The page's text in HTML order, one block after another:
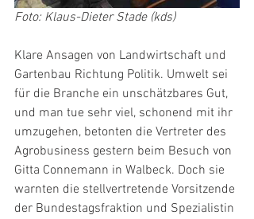
Foto: Klaus-Dieter Stade (kds)
Klare Ansagen von Landwirtschaft und
Gartenbau Richtung Politik. Umwelt sei
für die Branche ein unschätzbares Gut,
und man tue sehr viel, schonend mit ihr
umzugehen, betonten die Vertreter des
Agrobusiness gestern beim Besuch von
Gitta Connemann in Walbeck. Doch sie
warnten die stellvertretende Vorsitzende
der Bundestagsfraktion und Spezialistin